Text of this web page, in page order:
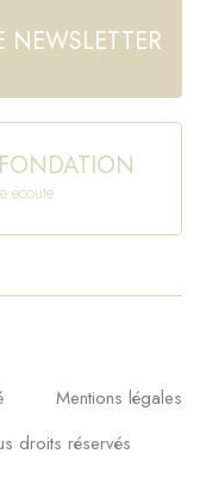
écoute
Mentions légales
droits réservés